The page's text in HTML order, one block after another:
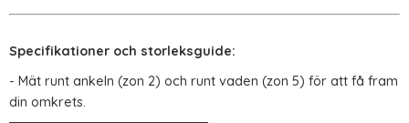
Specifikationer och storleksguide:
- Mät runt ankeln (zon 2) och runt vaden (zon 5) för att få fram
din omkrets.